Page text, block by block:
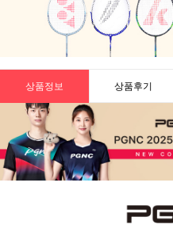
상품정보 상품후기